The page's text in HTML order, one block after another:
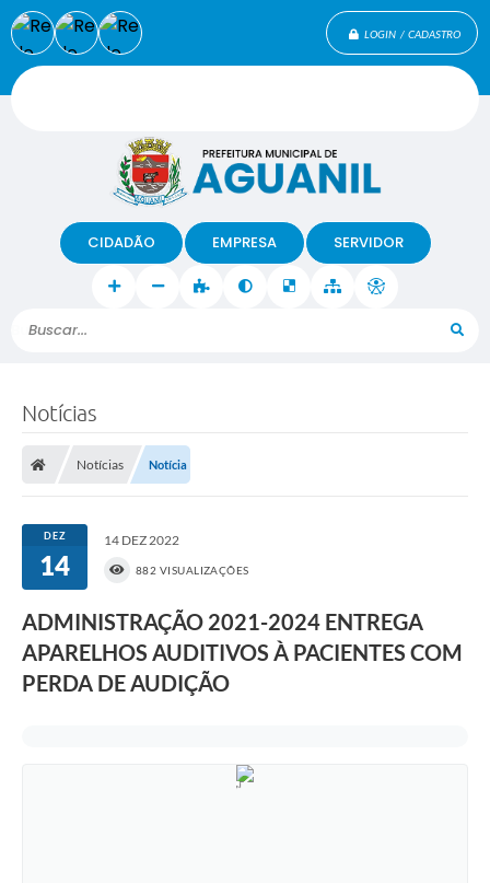
LOGIN / CADASTRO
Buscar...
CIDADÃO EMPRESA SERVIDOR
Notícias
Notícias Notícia
DEZ
14
14 DEZ 2022
882 VISUALIZAÇÕES
ADMINISTRAÇÃO 2021-2024 ENTREGA
APARELHOS AUDITIVOS À PACIENTES COM
PERDA DE AUDIÇÃO